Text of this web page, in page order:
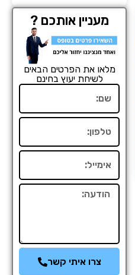
מעניין אותכם ?
מלאו את הפרטים הבאים
לשיחת יעוץ בחינם
הודעה
צרו איתי קשר